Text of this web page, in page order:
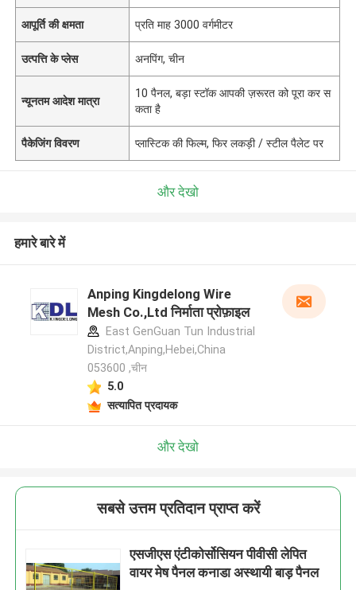
आपूर्ति की क्षमता प्रति माह 3000 वर्गमीटर
उत्पत्ति के प्लेस अनपिंग, चीन
न्यूनतम आदेश मात्रा
10 पैनल, बड़ा स्टॉक आपकी ज़रूरत को पूरा कर स
कता है
पैकेजिंग विवरण प्लास्टिक की फिल्म, फिर लकड़ी / स्टील पैलेट पर
और देखो
हमारे बारे में
Anping Kingdelong Wire
Mesh Co.,Ltd निर्माता प्रोफ़ाइल
East GenGuan Tun Industrial
District,Anping,Hebei,China
053600 ,चीन
5.0
सत्यापित प्रदायक
और देखो
सबसे उत्तम प्रतिदान प्राप्त करें
एसजीएस एंटीकोर्सोसियन पीवीसी लेपित
वायर मेष पैनल कनाडा अस्थायी बाड़ पैनल